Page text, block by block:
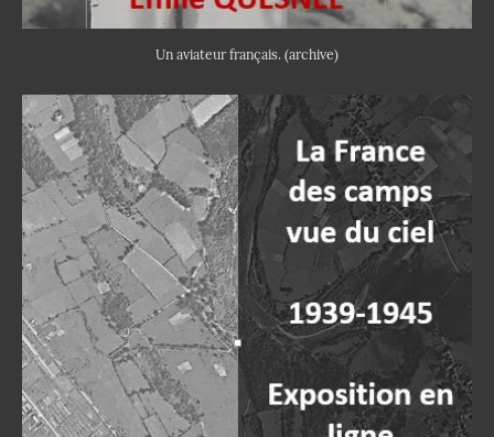
Un aviateur français. (archive)